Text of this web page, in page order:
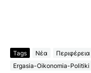
Tags Νέα Περιφέρεια
Ergasia-Oikonomia-Politiki